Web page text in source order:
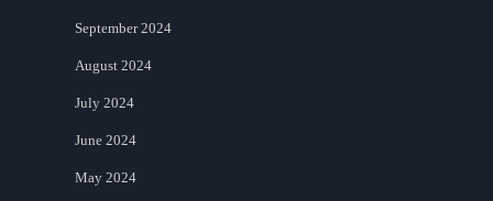
September 2024
August 2024
July 2024
June 2024
May 2024